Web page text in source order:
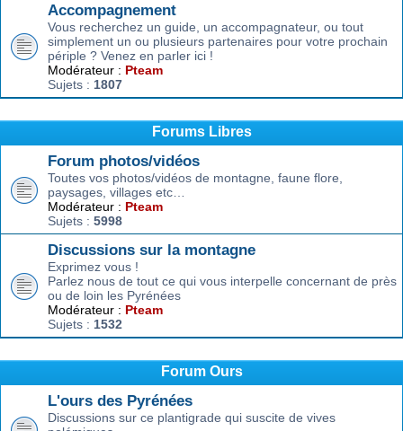
Accompagnement
Vous recherchez un guide, un accompagnateur, ou tout
simplement un ou plusieurs partenaires pour votre prochain
périple ? Venez en parler ici !
Modérateur : Pteam
Sujets : 1807
Forums Libres
Forum photos/vidéos
Toutes vos photos/vidéos de montagne, faune flore,
paysages, villages etc…
Modérateur : Pteam
Sujets : 5998
Discussions sur la montagne
Exprimez vous !
Parlez nous de tout ce qui vous interpelle concernant de près
ou de loin les Pyrénées
Modérateur : Pteam
Sujets : 1532
Forum Ours
L'ours des Pyrénées
Discussions sur ce plantigrade qui suscite de vives